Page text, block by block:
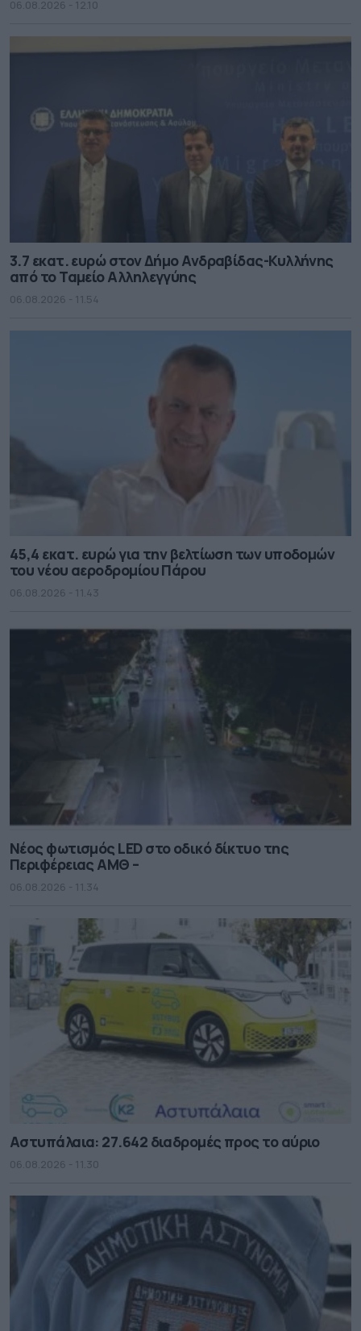
06.08.2026 - 12.10
3.7 εκατ. ευρώ στον Δήμο Ανδραβίδας-Κυλλήνης
από το Ταμείο Αλληλεγγύης
06.08.2026 - 11.54
45,4 εκατ. ευρώ για την βελτίωση των υποδομών
του νέου αεροδρομίου Πάρου
06.08.2026 - 11.43
Νέος φωτισμός LED στο οδικό δίκτυο της
Περιφέρειας ΑΜΘ –
06.08.2026 - 11.34
Αστυπάλαια: 27.642 διαδρομές προς το αύριο
06.08.2026 - 11.30